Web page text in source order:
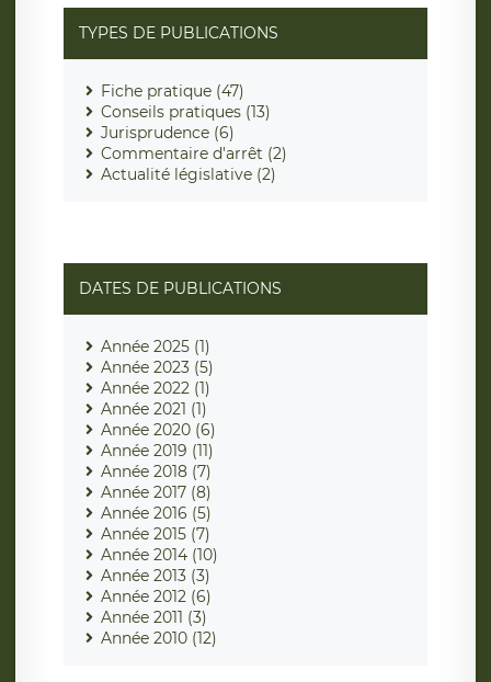
TYPES DE PUBLICATIONS
Fiche pratique (47)
Conseils pratiques (13)
Jurisprudence (6)
Commentaire d'arrêt (2)
Actualité législative (2)
DATES DE PUBLICATIONS
Année 2025 (1)
Année 2023 (5)
Année 2022 (1)
Année 2021 (1)
Année 2020 (6)
Année 2019 (11)
Année 2018 (7)
Année 2017 (8)
Année 2016 (5)
Année 2015 (7)
Année 2014 (10)
Année 2013 (3)
Année 2012 (6)
Année 2011 (3)
Année 2010 (12)